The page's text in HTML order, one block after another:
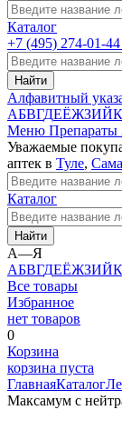
Каталог
+7 (495) 274-01-44
Найти
Алфавитный
АБВГДЕЁЖЗИЙК
Меню
Уважаемые
аптек в Туле,
Каталог
Найти
А—Я
АБВГДЕЁЖЗИЙК
Все товары
Избранное
нет товаров
0
Корзина
корзина пуста
ГлавнаяКаталог
Максамум с